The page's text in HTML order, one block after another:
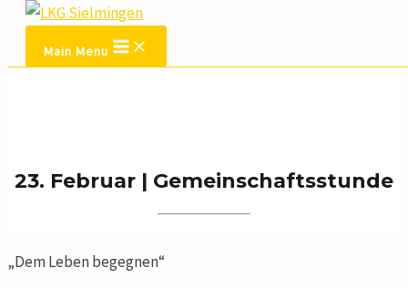
Zum Inhalt springen
Main Menu
23. Februar | Gemeinschaftsstunde
„Dem Leben begegnen“